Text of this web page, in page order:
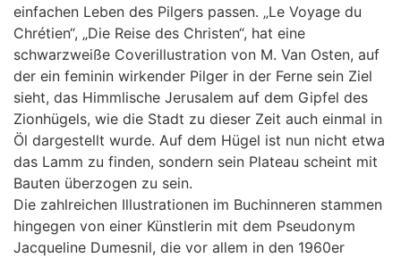
einfachen Leben des Pilgers passen. „Le Voyage du
Chrétien“, „Die Reise des Christen“, hat eine
schwarzweiße Coverillustration von M. Van Osten, auf
der ein feminin wirkender Pilger in der Ferne sein Ziel
sieht, das Himmlische Jerusalem auf dem Gipfel des
Zionhügels, wie die Stadt zu dieser Zeit auch einmal in
Öl dargestellt wurde. Auf dem Hügel ist nun nicht etwa
das Lamm zu finden, sondern sein Plateau scheint mit
Bauten überzogen zu sein.
Die zahlreichen Illustrationen im Buchinneren stammen
hingegen von einer Künstlerin mit dem Pseudonym
Jacqueline Dumesnil, die vor allem in den 1960er